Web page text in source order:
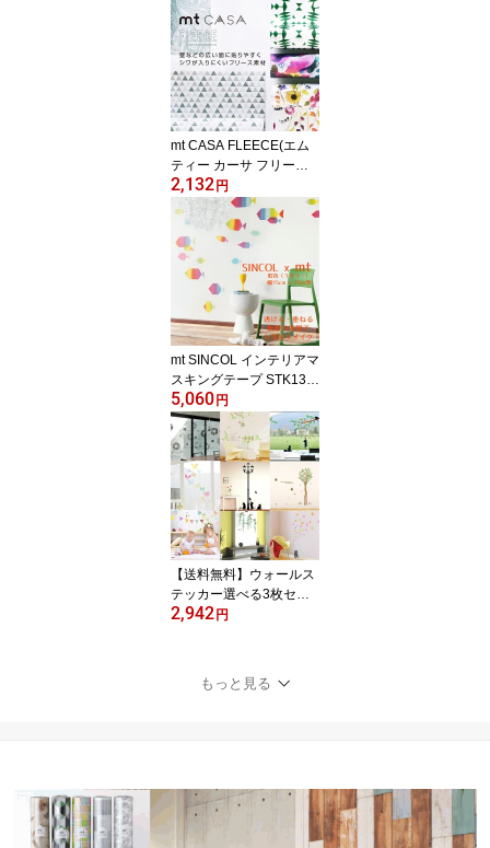
mt CASA FLEECE(エム
ティー カーサ フリース)
幅23cm x 5メートル《は
がせる壁紙シール ブリッ
クタイル 粘着シート レ
ンガ シール 貼るだけシ
ート DIY 白 ブリック 木
目 粘着 錆》
2,132 円
mt SINCOL インテリアマ
スキングテープ STK130
60 虹色 レインボー 15c
m幅x15m SINCOL x mt
5,060 円
【送料無料】ウォールス
テッカー選べる3枚セッ
ト ws-3set01
2,942 円
もっと見る